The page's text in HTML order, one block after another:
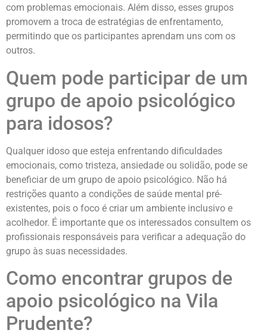
com problemas emocionais. Além disso, esses grupos
promovem a troca de estratégias de enfrentamento,
permitindo que os participantes aprendam uns com os
outros.
Quem pode participar de um
grupo de apoio psicológico
para idosos?
Qualquer idoso que esteja enfrentando dificuldades
emocionais, como tristeza, ansiedade ou solidão, pode se
beneficiar de um grupo de apoio psicológico. Não há
restrições quanto a condições de saúde mental pré-
existentes, pois o foco é criar um ambiente inclusivo e
acolhedor. É importante que os interessados consultem os
profissionais responsáveis para verificar a adequação do
grupo às suas necessidades.
Como encontrar grupos de
apoio psicológico na Vila
Prudente?